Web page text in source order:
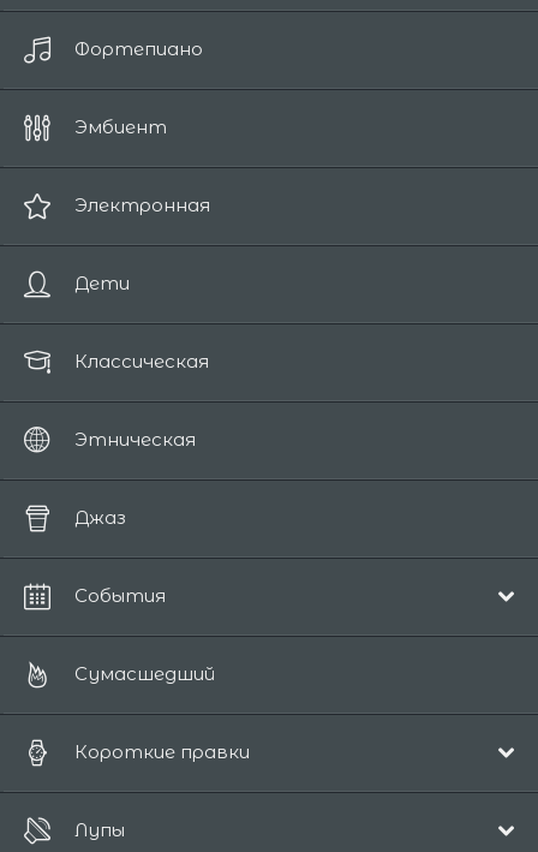
Эпический
Комедия
Фантазия
Ужасы / Саспенс
Фортепиано
Эмбиент
Электронная
Дети
Классическая
Этническая
Джаз
События
Сумасшедший
Короткие правки
Лупы